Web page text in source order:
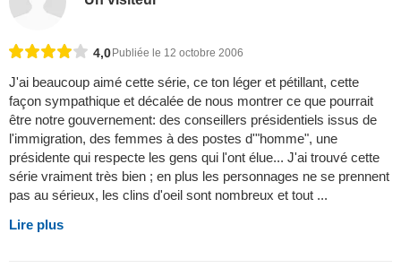
4,0 Publiée le 12 octobre 2006
J'ai beaucoup aimé cette série, ce ton léger et pétillant, cette
façon sympathique et décalée de nous montrer ce que pourrait
être notre gouvernement: des conseillers présidentiels issus de
l'immigration, des femmes à des postes d'"homme", une
présidente qui respecte les gens qui l'ont élue... J'ai trouvé cette
série vraiment très bien ; en plus les personnages ne se prennent
pas au sérieux, les clins d'oeil sont nombreux et tout ...
Lire plus